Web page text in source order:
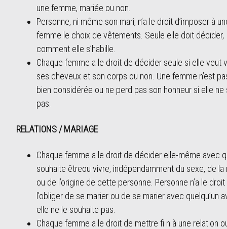
une femme, mariée ou non.
Personne, ni même son mari, n’a le droit d’imposer à
femme le choix de vêtements. Seule elle doit décider,
comment elle s’habille.
Chaque femme a le droit de décider seule si elle veut
ses cheveux et son corps ou non. Une femme n’est
bien considérée ou ne perd pas son honneur si elle ne
pas.
RELATIONS / MARIAGE
Chaque femme a le droit de décider elle-même avec
souhaite êtreou vivre, indépendamment du sexe, de la
ou de l’origine de cette personne. Personne n’a le
l’obliger de se marier ou de se marier avec quelqu’un
elle ne le souhaite pas.
Chaque femme a le droit de mettre fi n à une relation